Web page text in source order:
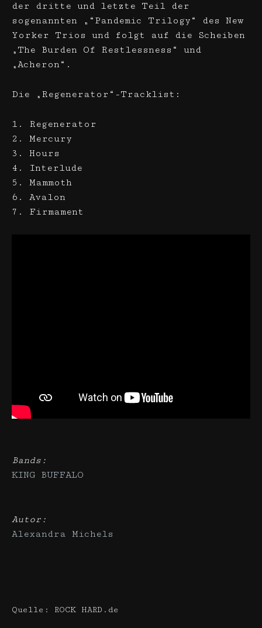
der dritte und letzte Teil der
sogenannten „“Pandemic Trilogy“ des New
Yorker Trios und folgt auf die Scheiben
„The Burden Of Restlessness“ und
„Acheron“.
Die „Regenerator“-Tracklist:
1. Regenerator
2. Mercury
3. Hours
4. Interlude
5. Mammoth
6. Avalon
7. Firmament
Bands:
KING BUFFALO
Autor:
Alexandra Michels
Quelle: ROCK HARD.de